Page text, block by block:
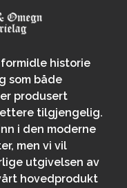
formidle historie
som både
produsert
tilgjengelig.
i den moderne
men vi vil
utgivelsen av
hovedprodukt